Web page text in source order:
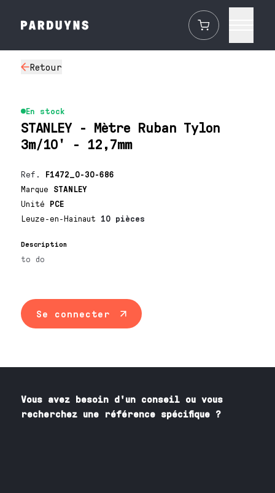
Retour
En stock
STANLEY - Mètre Ruban Tylon
3m/10' - 12,7mm
Ref. F1472_0-30-686
Marque STANLEY
Unité PCE
Leuze-en-Hainaut 10 pièces
Description
to do
Se connecter
Vous avez besoin d'un conseil ou vous
recherchez une référence spécifique ?